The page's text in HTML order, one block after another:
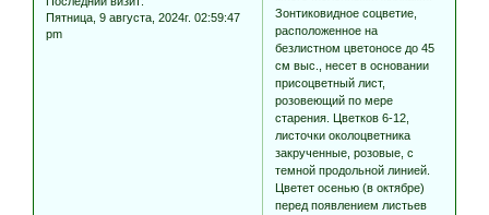
Пятница, 9 августа, 2024г. 02:59:47
pm
Зонтиковидное соцветие,
расположенное на
безлистном цветоносе до 45
см выс., несет в основании
присоцветный лист,
розовеющий по мере
старения. Цветков 6-12,
листочки околоцветника
закрученные, розовые, с
темной продольной линией.
Цветет осенью (в октябре)
перед появлением листьев